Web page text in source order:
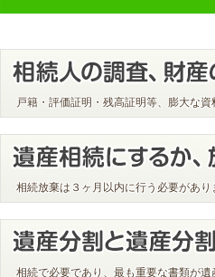
戸籍・評価証明・残高証明等、膨大な資
相続放棄は３ヶ月以内に行う必要があ
相続で必要であり、最も重要な書類が遺